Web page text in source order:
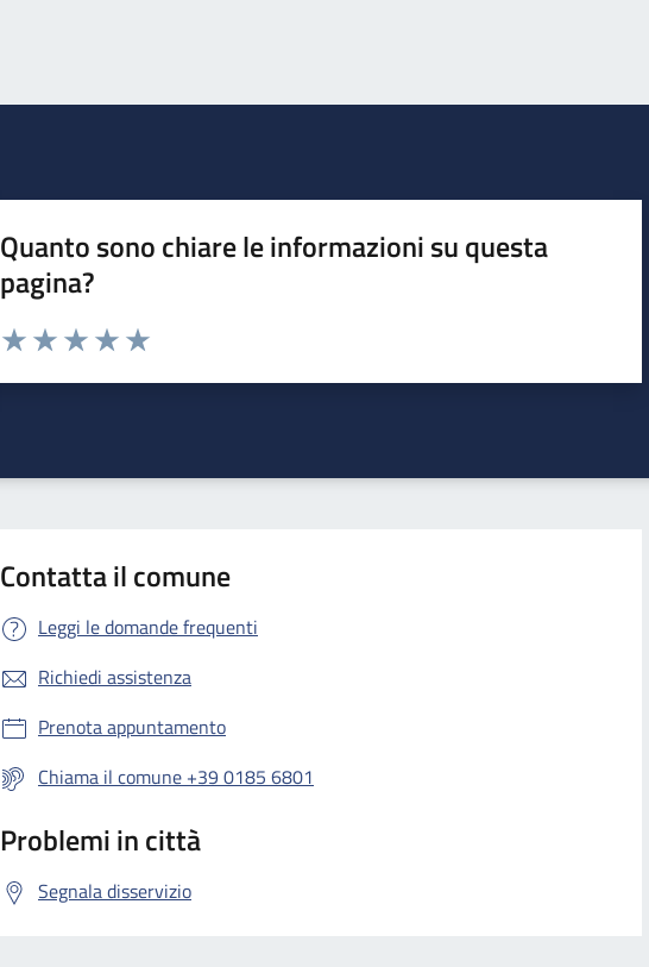
Quanto sono chiare le informazioni su questa
pagina?
Valuta da 1 a 5 stelle la pagina
Contatta il comune
Leggi le domande frequenti
Richiedi assistenza
Prenota appuntamento
Chiama il comune +39 0185 6801
Problemi in città
Segnala disservizio